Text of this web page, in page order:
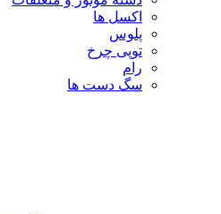
اکسل ها
پلوس
توپی چرخ
رام
سگ دست ها